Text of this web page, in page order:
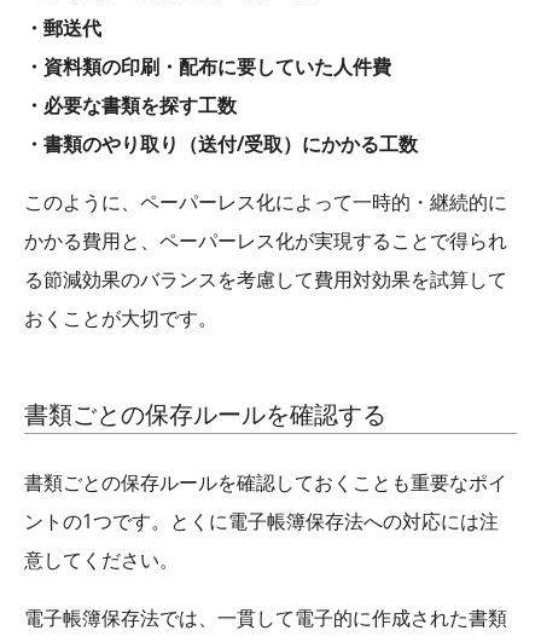
・郵送代
・資料類の印刷・配布に要していた人件費
・必要な書類を探す工数
・書類のやり取り（送付/受取）にかかる工数
このように、ペーパーレス化によって一時的・継続的に
かかる費用と、ペーパーレス化が実現することで得られ
る節減効果のバランスを考慮して費用対効果を試算して
おくことが大切です。
書類ごとの保存ルールを確認する
書類ごとの保存ルールを確認しておくことも重要なポイ
ントの1つです。とくに電子帳簿保存法への対応には注
意してください。
電子帳簿保存法では、一貫して電子的に作成された書類